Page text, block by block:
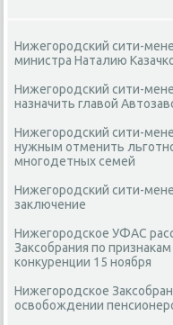
Нижегородский сити-
министра Наталию
Нижегородский сити-
назначить главой
Нижегородский сити-
нужным отменить
многодетных семей
Нижегородский сити-
заключение
Нижегородское УФАС
Заксобрания по
конкуренции 15 ноября
Нижегородское
освобождении